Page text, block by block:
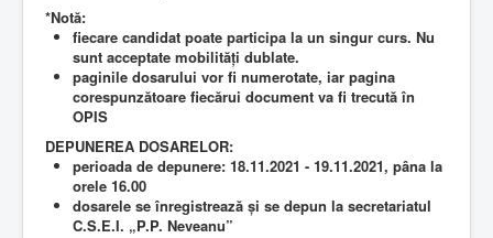
*Notă:
fiecare candidat poate participa la un singur curs. Nu
sunt acceptate mobilități dublate.
paginile dosarului vor fi numerotate, iar pagina
corespunzătoare fiecărui document va fi trecută în
OPIS
DEPUNEREA DOSARELOR:
perioada de depunere: 18.11.2021 - 19.11.2021, pâna la
orele 16.00
dosarele se înregistrează și se depun la secretariatul
C.S.E.I. „P.P. Neveanu”